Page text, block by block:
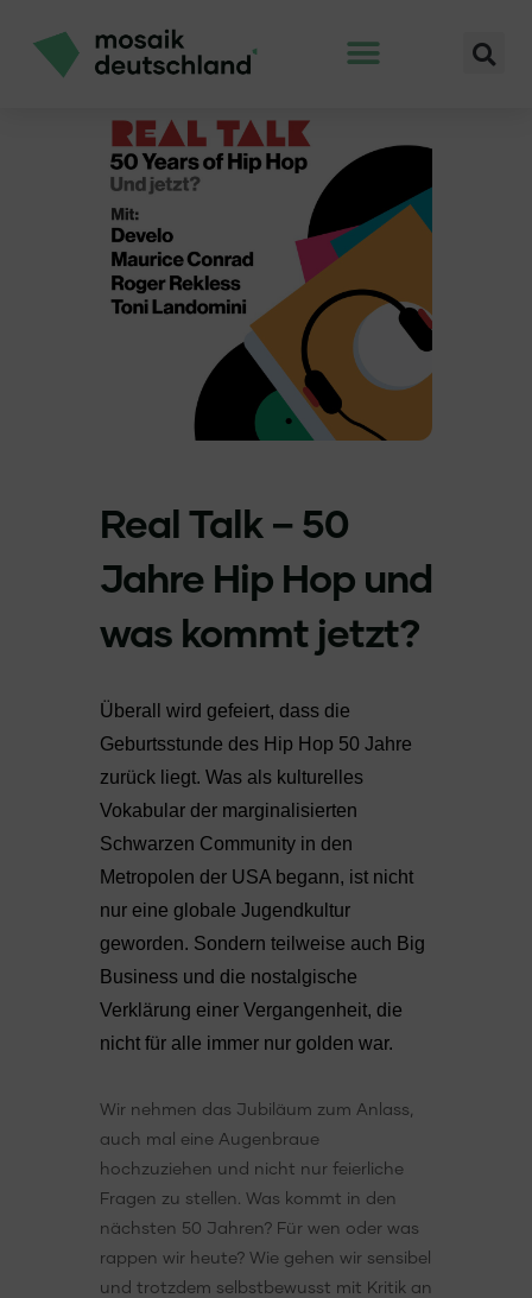
Real Talk – 50
Jahre Hip Hop und
was kommt jetzt?
Überall wird gefeiert, dass die
Geburtsstunde des Hip Hop 50 Jahre
zurück liegt. Was als kulturelles
Vokabular der marginalisierten
Schwarzen Community in den
Metropolen der USA begann, ist nicht
nur eine globale Jugendkultur
geworden. Sondern teilweise auch Big
Business und die nostalgische
Verklärung einer Vergangenheit, die
nicht für alle immer nur golden war.
Wir nehmen das Jubiläum zum Anlass,
auch mal eine Augenbraue
hochzuziehen und nicht nur feierliche
Fragen zu stellen. Was kommt in den
nächsten 50 Jahren? Für wen oder was
rappen wir heute? Wie gehen wir sensibel
und trotzdem selbstbewusst mit Kritik an